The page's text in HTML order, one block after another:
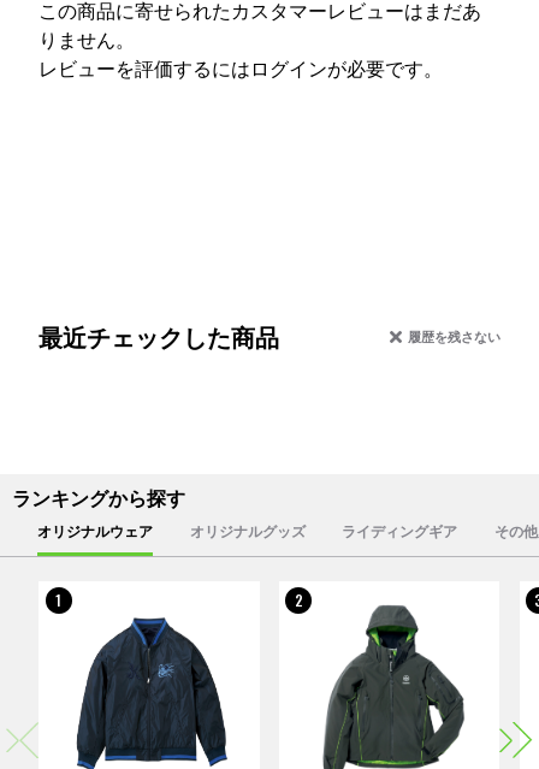
この商品に寄せられたカスタマーレビューはまだあ
りません。
レビューを評価するには ログインが必要です。
最近チェックした商品 履歴を残さない
ランキングから探す
オリジナルウェア オリジナルグッズ ライディングギア その
1 2